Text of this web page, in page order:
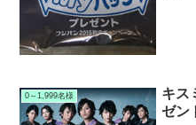
0～1,999名様
キス
ゼン